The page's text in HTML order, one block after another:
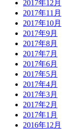
2017年12月
2017年11月
2017年10月
2017年9月
2017年8月
2017年7月
2017年6月
2017年5月
2017年4月
2017年3月
2017年2月
2017年1月
2016年12月